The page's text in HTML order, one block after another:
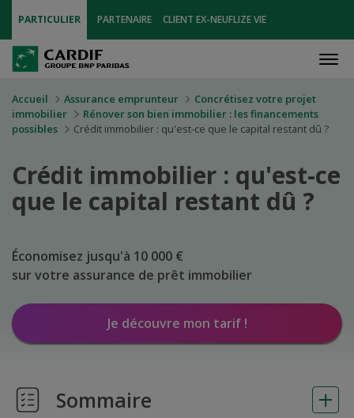
PARTICULIER PARTENAIRE CLIENT EX-NEUFLIZE VIE
Accueil Assurance emprunteur
Concrétisez votre projet
immobilier
Rénover son bien immobilier : les financements
possibles
Crédit immobilier : qu'est-ce que le capital restant dû ?
Crédit immobilier : qu'est-ce
que le capital restant dû ?
Économisez jusqu'à 10 000 €
sur votre assurance de prêt immobilier
Je découvre mon tarif !
Sommaire